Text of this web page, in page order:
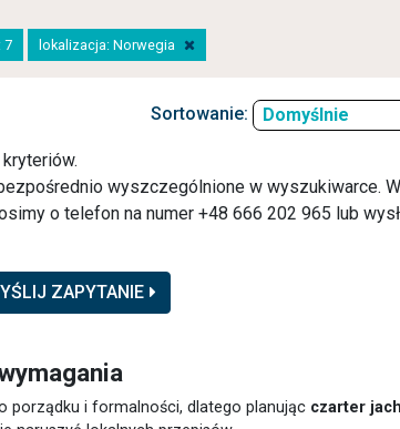
7 lokalizacja: Norwegia
Sortowanie: Domyślnie
wyszczególnione w wyszukiwarce.
o telefon na numer +48 666 202 965 lub
ZAPYTANIE
porządku i formalności, dlatego planując czarter